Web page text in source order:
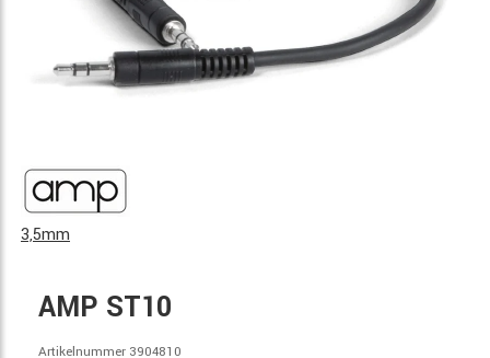
3,5mm
AMP ST10
Artikelnummer 3904810